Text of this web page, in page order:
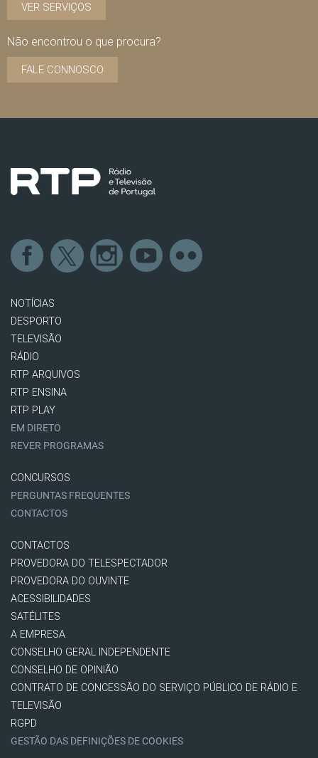
VER SERVIÇOS
Não encontrou o que procura?
FALE CONNOSCO
NOTÍCIAS
DESPORTO
TELEVISÃO
RÁDIO
RTP ARQUIVOS
RTP ENSINA
RTP PLAY
EM DIRETO
REVER PROGRAMAS
CONCURSOS
PERGUNTAS FREQUENTES
CONTACTOS
CONTACTOS
PROVEDORA DO TELESPECTADOR
PROVEDORA DO OUVINTE
ACESSIBILIDADES
SATÉLITES
A EMPRESA
CONSELHO GERAL INDEPENDENTE
CONSELHO DE OPINIÃO
CONTRATO DE CONCESSÃO DO SERVIÇO PÚBLICO DE RÁDIO E
TELEVISÃO
RGPD
GESTÃO DAS DEFINIÇÕES DE COOKIES